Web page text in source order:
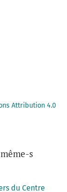
Attribution 4.0
s
du Centre